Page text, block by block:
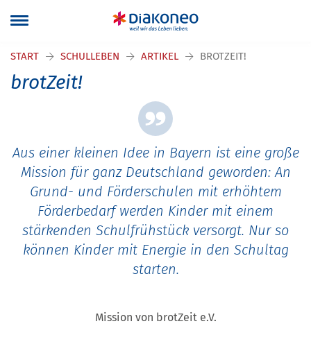
START SCHULLEBEN ARTIKEL BROTZEIT!
brotZeit!
Aus einer kleinen Idee in Bayern ist eine große
Mission für ganz Deutschland geworden: An
Grund- und Förderschulen mit erhöhtem
Förderbedarf werden Kinder mit einem
stärkenden Schulfrühstück versorgt. Nur so
können Kinder mit Energie in den Schultag
starten.
Mission von brotZeit e.V.